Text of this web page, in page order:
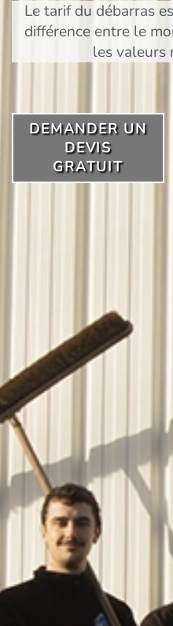
Le tarif du débarras
différence entre le
les valeurs
DEMANDER UN
DEVIS
GRATUIT